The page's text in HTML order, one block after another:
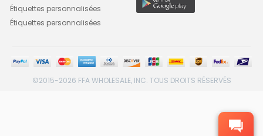
Étiquettes personnalisées
Étiquettes personnalisées
©2015-2026 FFA WHOLESALE, INC. TOUS DROITS RÉSERVÉS